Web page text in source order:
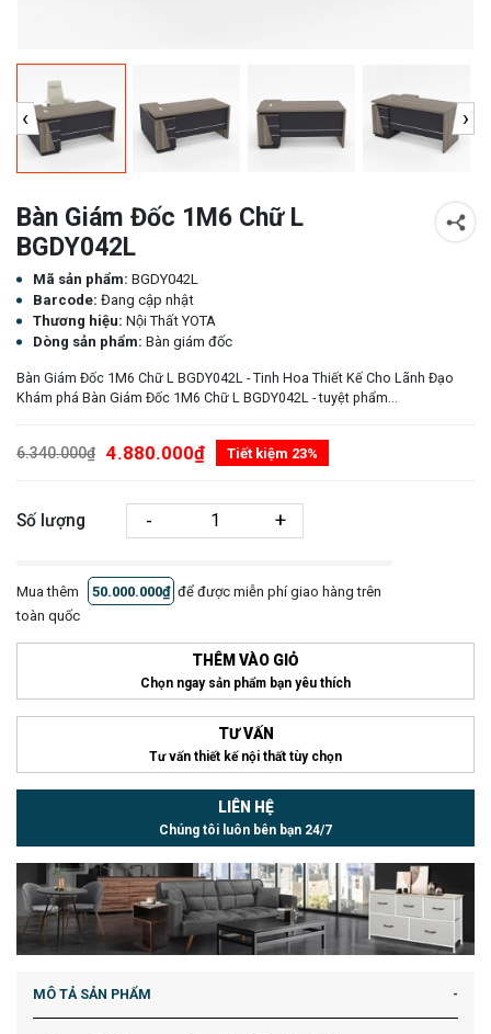
‹ ›
Bàn Giám Đốc 1M6 Chữ L
BGDY042L
Mã sản phẩm: BGDY042L
Barcode: Đang cập nhật
Thương hiệu: Nội Thất YOTA
Dòng sản phẩm: Bàn giám đốc
Bàn Giám Đốc 1M6 Chữ L BGDY042L - Tinh Hoa Thiết Kế Cho Lãnh Đạo
Khám phá Bàn Giám Đốc 1M6 Chữ L BGDY042L - tuyệt phẩm...
6.340.000₫ 4.880.000₫ Tiết kiệm 23%
Số lượng - +
Mua thêm 50.000.000₫ để được miễn phí giao hàng trên
toàn quốc
THÊM VÀO GIỎ
Chọn ngay sản phẩm bạn yêu thích
TƯ VẤN
Tư vấn thiết kế nội thất tùy chọn
LIÊN HỆ
Chúng tôi luôn bên bạn 24/7
MÔ TẢ SẢN PHẨM